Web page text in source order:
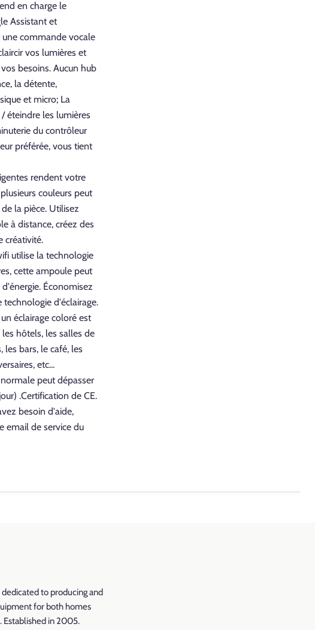
en charge le
Assistant et
commande vocale
vos lumières et
besoins. Aucun hub
la détente,
et micro; La
éteindre les lumières
du contrôleur
préférée, vous tient
rendent votre
couleurs peut
la pièce. Utilisez
à distance, créez des
créativité.
utilise la technologie
cette ampoule peut
Économisez
technologie d'éclairage.
éclairage coloré est
hôtels, les salles de
les bars, le café, les
etc...
peut dépasser
.Certification de CE.
besoin d'aide,
email de service du
dedicated to producing and
for both homes
Established in 2005.